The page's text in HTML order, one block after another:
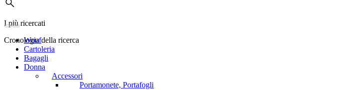
I più ricercati
Cronologia della ricerca
Wouf
Cartoleria
Bagagli
Donna
Accessori
Portamonete, Portafogli